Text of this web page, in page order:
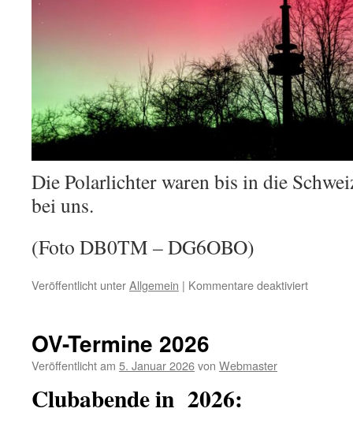
Die Polarlichter waren bis in die
bei uns.
(Foto DB0TM – DG6OBO)
Veröffentlicht unterAllgemein | Kommentare deaktiviertfür
OV-Termine 2026
Veröffentlicht am 5. Januar 2026von Webmaster
Clubabende in 2026: